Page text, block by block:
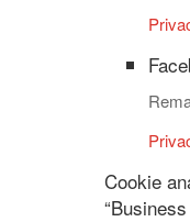
Cookie